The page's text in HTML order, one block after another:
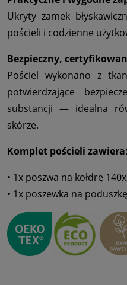
Ukryty zamek
pościeli i codzienne
Bezpieczny,
Pościel wykonano z
potwierdzające
substancji — idealna
skórze.
Komplet pościeli zawiera:
• 1x poszwa na kołdrę
• 1x poszewka na